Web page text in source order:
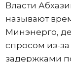
Власти
называют
Минэнерго,
спросом из-за
задержками